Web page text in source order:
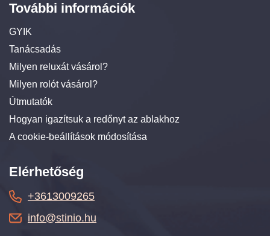
További információk
GYIK
Tanácsadás
Milyen reluxát vásárol?
Milyen rolót vásárol?
Útmutatók
Hogyan igazítsuk a redőnyt az ablakhoz
A cookie-beállítások módosítása
Elérhetőség
+3613009265
info@stinio.hu